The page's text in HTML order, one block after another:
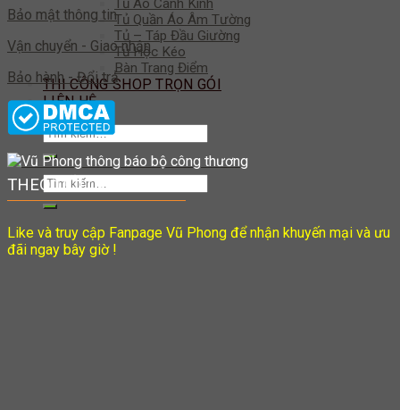
Tủ Áo Cánh Kính
Tủ Quần Áo Âm Tường
Tủ – Táp Đầu Giường
Tủ Hộc Kéo
Bàn Trang Điểm
THI CÔNG SHOP TRỌN GÓI
LIÊN HỆ
Tìm
kiếm:
Tìm
kiếm:
Bảo mật thông tin
Vận chuyển - Giao nhận
Bảo hành - Đổi trả
THEO DÕI CHÚNG TÔI
Like và truy cập Fanpage Vũ Phong để nhận khuyến mại và ưu
đãi ngay bây giờ !